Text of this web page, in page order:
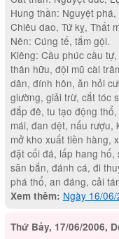
Hung thần: Nguyệt
Chiêu dao, Tứ kỵ, Thất
Nên: Cúng tế, tắm gội.
Kiêng: Cầu phúc cầu
thân hữu, đội mũ cài
dân, đính hôn, ăn hỏi
giường, giải trừ, cắt tóc
đắp đê, tu tạo động
mái, đan dệt, nấu rượu,
mở kho xuất tiền hàng,
đặt cối đá, lấp hang
săn bắn, đánh cá, đi
phá thổ, an đáng, cải
Xem thêm: Ngày 16/
Thứ Bảy, 17/06/2006,